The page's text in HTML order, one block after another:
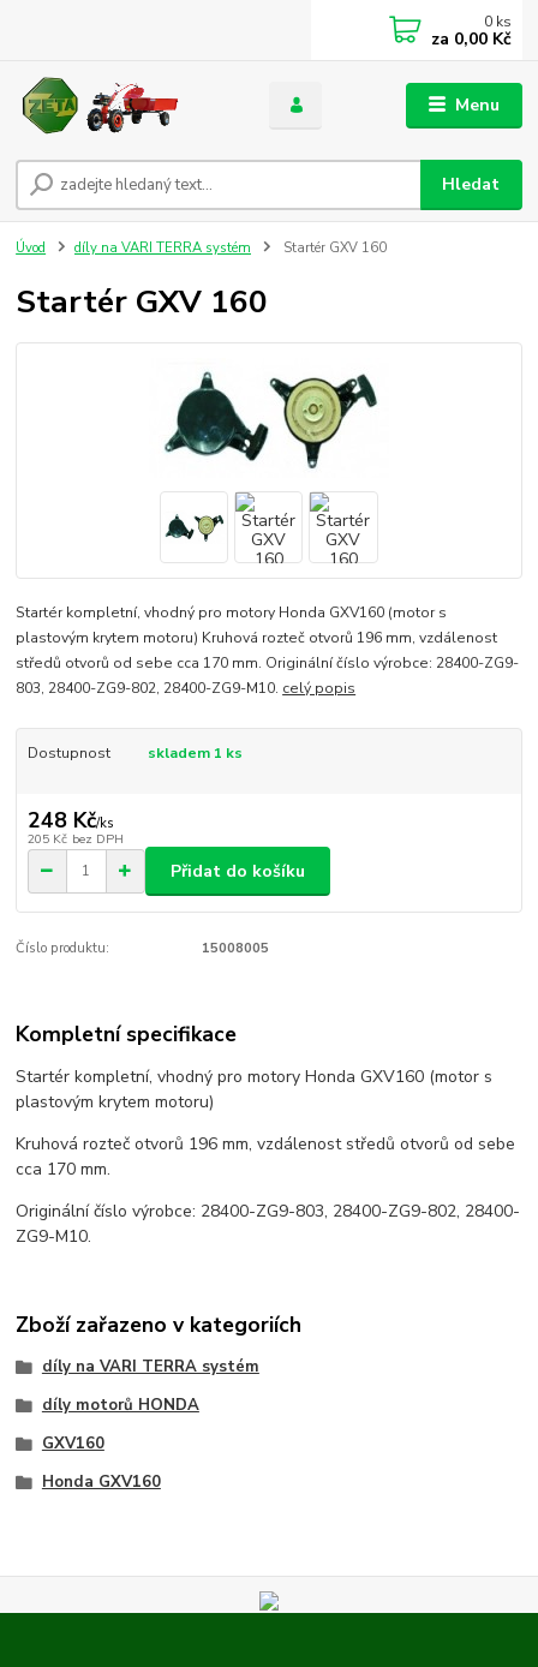
Menu
Hledat
0 ks
za 0,00 Kč
Úvod díly na VARI TERRA systém Startér GXV 160
Startér GXV 160
Startér kompletní, vhodný pro motory Honda GXV160 (motor s
plastovým krytem motoru) Kruhová rozteč otvorů 196 mm, vzdálenost
středů otvorů od sebe cca 170 mm. Originální číslo výrobce: 28400-ZG9-
803, 28400-ZG9-802, 28400-ZG9-M10. celý popis
Dostupnost skladem 1 ks
248 Kč/ks
205 Kč bez DPH
Přidat do košíku
Číslo produktu: 15008005
Kompletní specifikace
Startér kompletní, vhodný pro motory Honda GXV160 (motor s
plastovým krytem motoru)
Kruhová rozteč otvorů 196 mm, vzdálenost středů otvorů od sebe
cca 170 mm.
Originální číslo výrobce: 28400-ZG9-803, 28400-ZG9-802, 28400-
ZG9-M10.
Zboží zařazeno v kategoriích
díly na VARI TERRA systém
díly motorů HONDA
GXV160
Honda GXV160